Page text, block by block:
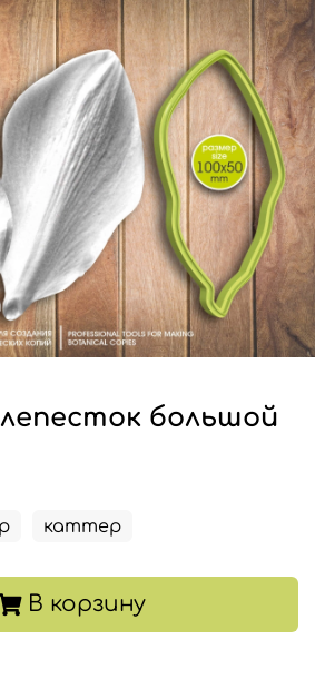
большой
каттер
В корзину